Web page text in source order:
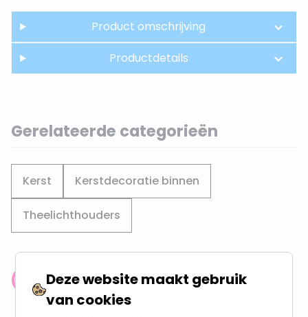
Product omschrijving
Productdetails
Gerelateerde categorieën
Kerst Kerstdecoratie binnen
Theelichthouders
Klantenbeoordeling: 9.4/10
meer dan 100.000 klanten gingen u voor
Deze website maakt gebruik
van cookies